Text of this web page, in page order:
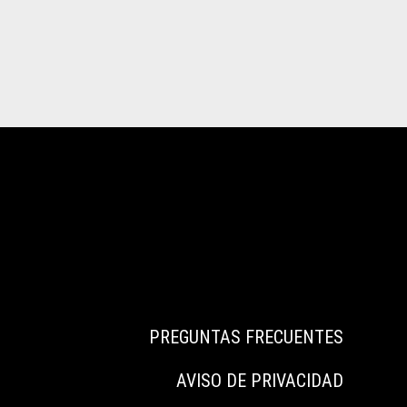
PREGUNTAS FRECUENTES
AVISO DE PRIVACIDAD